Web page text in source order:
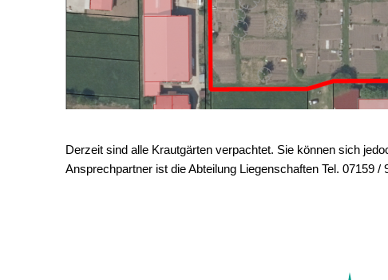
Derzeit sind alle Krautgärten verpachtet. Sie können sich
Ansprechpartner ist die Abteilung Liegenschaften Tel. 07159 /